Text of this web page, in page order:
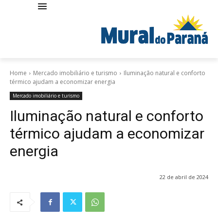
Home Mercado imobiliário e turismo
Iluminação natural e conforto
térmico ajudam a economizar energia
Mercado imobiliário e turismo
Iluminação natural e conforto
térmico ajudam a economizar
energia
22 de abril de 2024